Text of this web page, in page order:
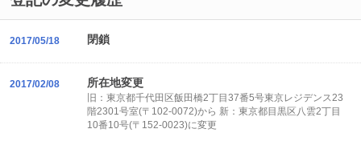
2017/05/18 閉鎖
2017/02/08 所在地変更
旧：東京都千代田区飯田橋2丁目37番5号東京レジデンス23
階2301号室(〒102-0072)から 新：東京都目黒区八雲2丁目
10番10号(〒152-0023)に変更